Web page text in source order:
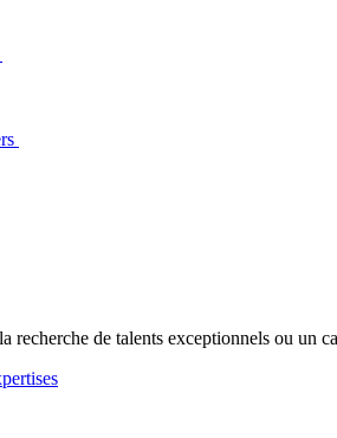
recherche de talents exceptionnels ou un